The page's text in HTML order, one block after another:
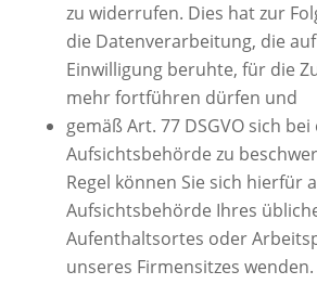
zu widerrufen. Dies hat zur
die Datenverarbeitung, die
Einwilligung beruhte, für die
mehr fortführen dürfen und
gemäß Art. 77 DSGVO sich
Aufsichtsbehörde zu
Regel können Sie sich hierfür
Aufsichtsbehörde Ihres
Aufenthaltsortes oder
unseres Firmensitzes wenden.